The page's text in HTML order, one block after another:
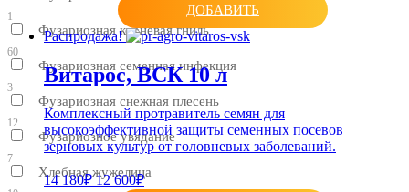
1
Фузариозная корневая гниль
60
Фузариозная семенная инфекция
3
Фузариозная снежная плесень
12
Фузариозное увядание
7
Хлебная жужелица
ДОБАВИТЬ
Распродажа!
Витарос, ВСК 10 л
Комплексный протравитель семян для
высокоэффективной защиты семенных посевов
зерновых культур от головневых заболеваний.
14 180₽ 12 600₽